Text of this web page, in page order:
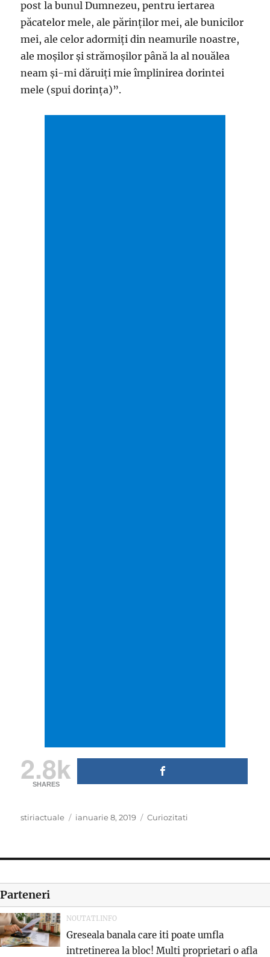
post la bunul Dumnezeu, pentru iertarea
păcatelor mele, ale părinţilor mei, ale bunicilor
mei, ale celor adormiţi din neamurile noastre,
ale moşilor şi strămoşilor până la al nouălea
neam şi-mi dăruiţi mie împlinirea dorintei
mele (spui dorinţa)”.
2.8k
SHARES
Author
stiriactuale
Posted
ianuarie 8, 2019 Categories
Curiozitati
Parteneri
NOUTATI.INFO
Greseala banala care iti poate umfla
intretinerea la bloc! Multi proprietari o afla